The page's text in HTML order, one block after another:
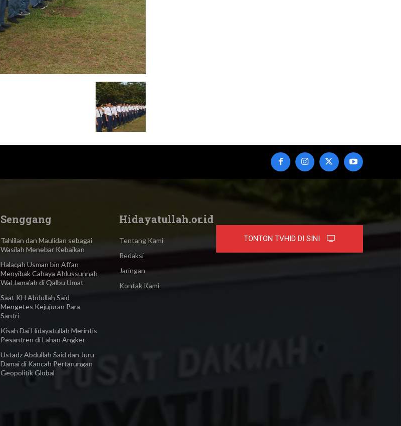
Senggang
Tahlilan dan Maulidan sebagai
Wasilah Menebar Kebaikan
Halaqah Usman bin Affan
Menyibak Cahaya Ahlussunnah
Wal Jama’ah di Qalbu Umat
Saat KH Abdullah Said
Mengetes Kejujuran Para
Santri
Kisah Dai Hidayatullah Merintis
Pesantren di Lahan Angker
Ustadz Abdullah Said dan Juru
Damai di Kancah Pertarungan
Geopolitik Global
Hidayatullah.or.id
Tentang Kami
Redaksi
Jaringan
Kontak Kami
TONTON TVHID DI SINI